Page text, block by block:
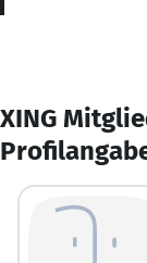
XING